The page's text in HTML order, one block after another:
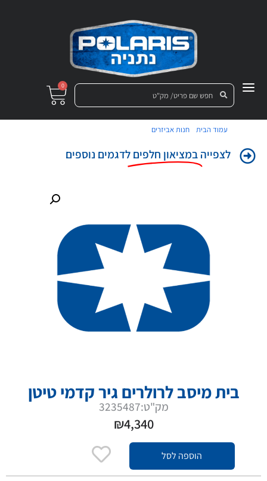
0
עמוד הבית /חנות אביזרים
לצפייהבמציאון חלפים לדגמים נוספים
בית מיסב לרולרים גיר קדמי טיטן
מק"ט:3235487
₪4,340
הוספה לסל